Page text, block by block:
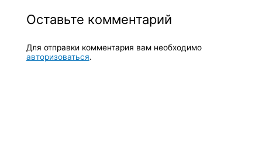
Оставьте комментарий
Для отправки комментария вам необходимо
авторизоваться.